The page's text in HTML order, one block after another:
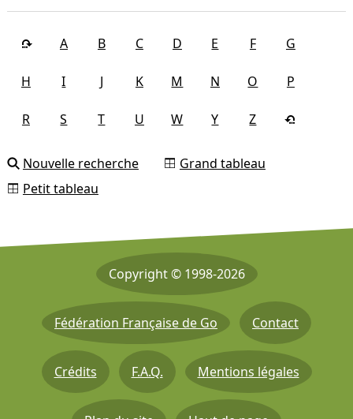
A B C D E F G
H I J K M N O P
R S T U W Y Z
Nouvelle recherche
Grand tableau
Petit tableau
Copyright © 1998-2026
Fédération Française de Go Contact
Crédits F.A.Q. Mentions légales